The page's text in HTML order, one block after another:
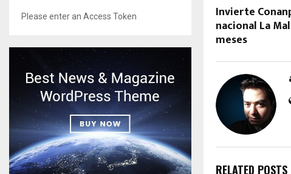
Invierte
nacional La
meses
RELATED POSTS
Please enter an Access Token